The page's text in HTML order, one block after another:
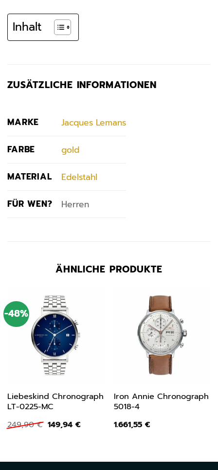
Inhalt
ZUSÄTZLICHE INFORMATIONEN
MARKE Jacques Lemans
FARBE gold
MATERIAL Edelstahl
FÜR WEN? Herren
ÄHNLICHE PRODUKTE
-48%
Liebeskind Chronograph
LT-0225-MC
249,90€ Ursprünglicher
Preis
149,94 €Aktueller
Iron Annie Chronograph
5018-4
1.661,55 €